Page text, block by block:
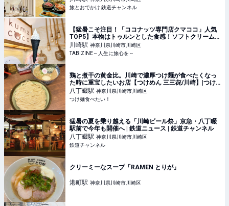
ル
旅とおでかけ 鉄道チャンネル
【猛暑こそ注目！「ココナッツ専門店クマココ」人気
TOP5】本物はトゥルンとした食感！ソフトクリームや
ビールも人気｜川崎・ラ チッタデッラ | TABIZINE～人
生に旅心を～
川崎駅 神奈川県川崎市川崎区
TABIZINE～人生に旅心を～
鶏と煮干の黄金比。川崎で濃厚つけ麺が食べたくなっ
た時に重宝したいお店【つけめん 三三㐂/川崎】|つけ
麺食べたい！
八丁畷駅 神奈川県川崎市川崎区
つけ麺食べたい！
猛暑の夏を乗り越える「川崎ビール祭」京急・八丁畷
駅前で今年も開催へ | 鉄道ニュース | 鉄道チャンネル
八丁畷駅 神奈川県川崎市川崎区
鉄道チャンネル
クリーミーなスープ「RAMEN とりが」
港町駅 神奈川県川崎市川崎区